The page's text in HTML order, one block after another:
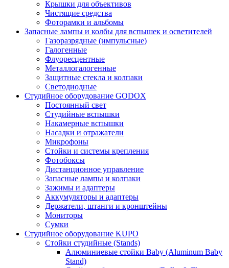
Крышки для объективов
Чистящие средства
Фоторамки и альбомы
Запасные лампы и колбы для вспышек и осветителей
Газоразрядные (импульсные)
Галогенные
Флуоресцентные
Металлогалогенные
Защитные стекла и колпаки
Светодиодные
Студийное оборудование GODOX
Постоянный свет
Студийные вспышки
Накамерные вспышки
Насадки и отражатели
Микрофоны
Стойки и системы крепления
Фотобоксы
Дистанционное управление
Запасные лампы и колпаки
Зажимы и адаптеры
Аккумуляторы и адаптеры
Держатели, штанги и кронштейны
Мониторы
Сумки
Студийное оборудование KUPO
Стойки студийные (Stands)
Алюминиевые стойки Baby (Aluminum Baby
Stand)